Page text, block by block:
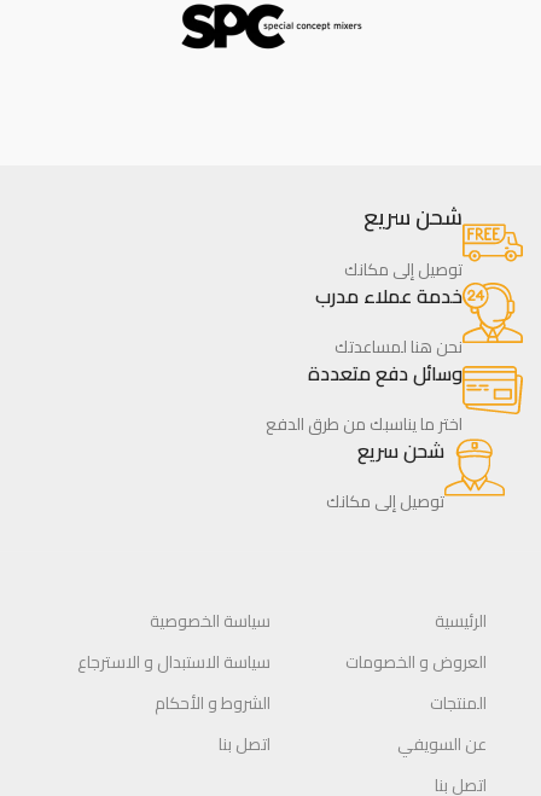
شحن سريع
توصيل إلى مكانك
خدمة عملاء مدرب
نحن هنا لمساعدتك
وسائل دفع متعددة
اختر ما يناسبك من طرق الدفع
شحن سريع
توصيل إلى مكانك
الرئيسية
العروض و الخصومات
المنتجات
عن السويفي
اتصل بنا
سياسة الخصوصية
سياسة الاستبدال و الاسترجاع
الشروط و الأحكام
اتصل بنا